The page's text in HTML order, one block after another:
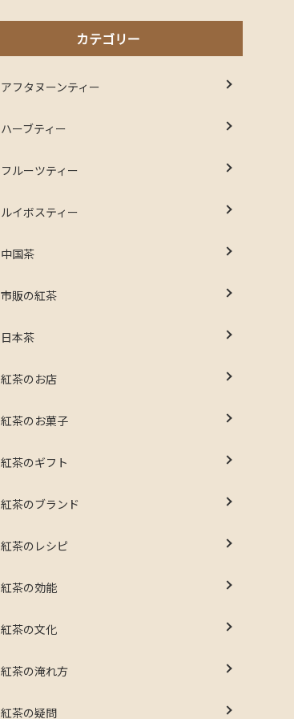
カテゴリー
アフタヌーンティー
ハーブティー
フルーツティー
ルイボスティー
中国茶
市販の紅茶
日本茶
紅茶のお店
紅茶のお菓子
紅茶のギフト
紅茶のブランド
紅茶のレシピ
紅茶の効能
紅茶の文化
紅茶の淹れ方
紅茶の疑問